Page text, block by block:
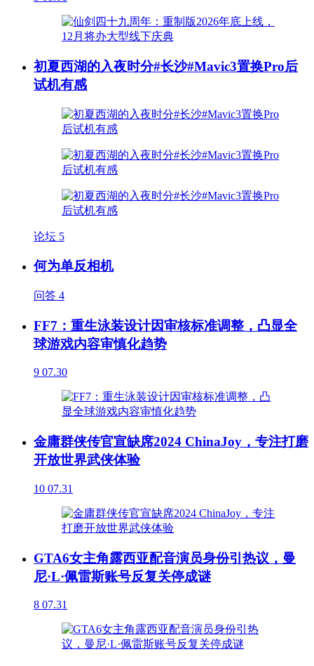
初夏西湖的入夜时分#长沙#Mavic3置换Pro后
试机有感
论坛 5
何为单反相机
问答 4
FF7：重生泳装设计因审核标准调整，凸显全
球游戏内容审慎化趋势
9 07.30
金庸群侠传官宣缺席2024 ChinaJoy，专注打磨
开放世界武侠体验
10 07.31
GTA6女主角露西亚配音演员身份引热议，曼
尼·L·佩雷斯账号反复关停成谜
8 07.31